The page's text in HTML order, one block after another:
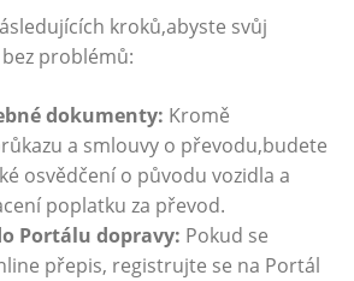
kroků,abyste svůj
problémů:
dokumenty: Kromě
a smlouvy o převodu,budete
osvědčení o původu vozidla a
poplatku za převod.
Portálu dopravy: Pokud se
přepis, registrujte se na Portál